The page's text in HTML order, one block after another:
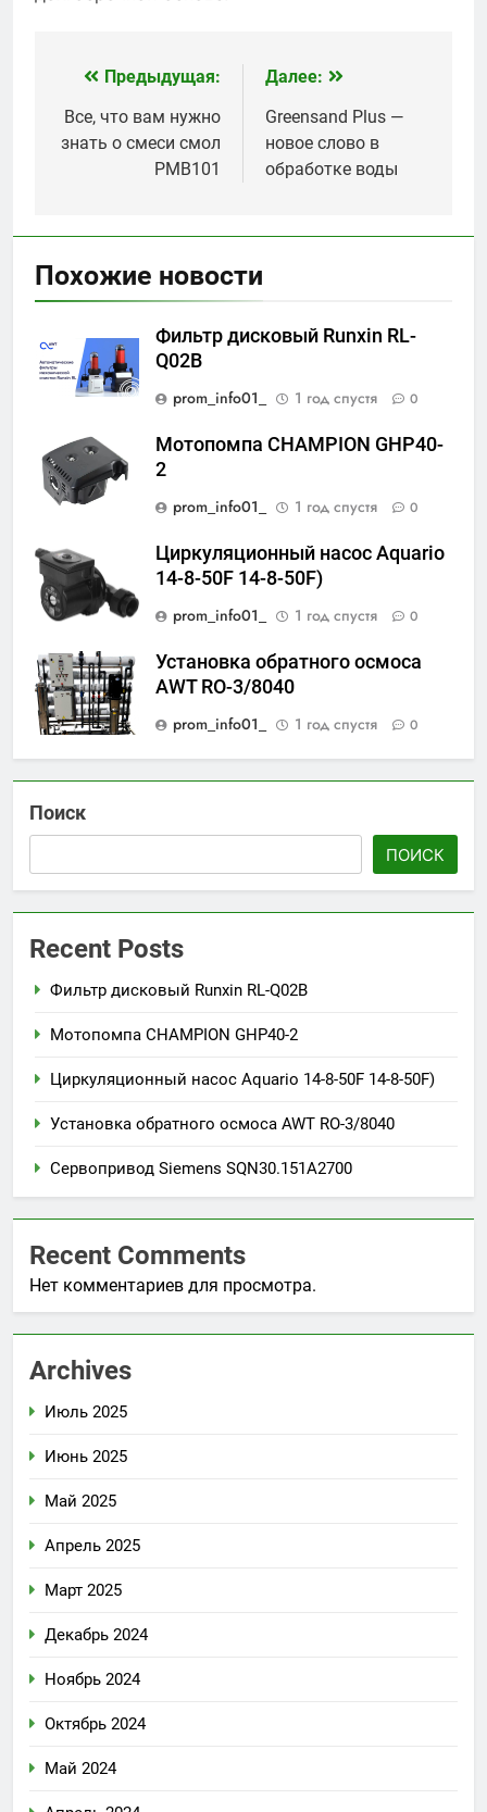
Навигация
по
записям
Предыдущая:
Все, что вам нужно
знать о смеси смол
PMB101
Далее:
Greensand Plus —
новое слово в
обработке воды
Похожие новости
Фильтр дисковый Runxin RL-
Q02B
prom_info01_
1 год спустя 0
Мотопомпа CHAMPION GHP40-
2
prom_info01_
1 год спустя 0
Циркуляционный насос Aquario
14-8-50F 14-8-50F)
prom_info01_
1 год спустя 0
Установка обратного осмоса
AWT RO-3/8040
prom_info01_
1 год спустя 0
Поиск
ПОИСК
Recent Posts
Фильтр дисковый Runxin RL-Q02B
Мотопомпа CHAMPION GHP40-2
Циркуляционный насос Aquario 14-8-50F 14-8-50F)
Установка обратного осмоса AWT RO-3/8040
Сервопривод Siemens SQN30.151A2700
Recent Comments
Нет комментариев для просмотра.
Archives
Июль 2025
Июнь 2025
Май 2025
Апрель 2025
Март 2025
Декабрь 2024
Ноябрь 2024
Октябрь 2024
Май 2024